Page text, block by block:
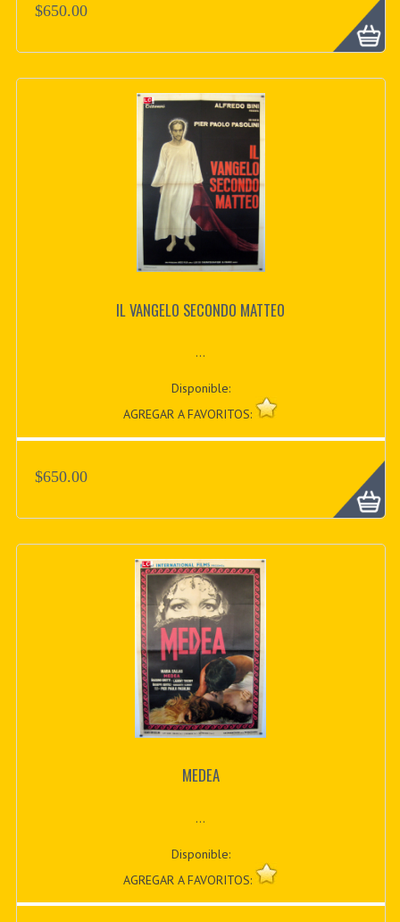
$650.00
IL VANGELO SECONDO MATTEO
...
Disponible:
AGREGAR A FAVORITOS:
$650.00
MEDEA
...
Disponible:
AGREGAR A FAVORITOS: